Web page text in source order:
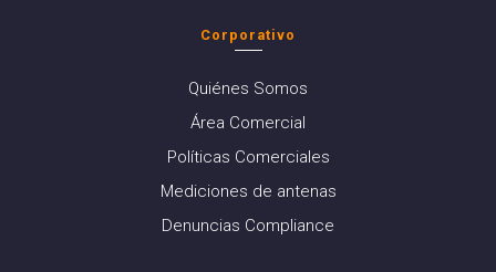
Corporativo
Quiénes Somos
Área Comercial
Políticas Comerciales
Mediciones de antenas
Denuncias Compliance